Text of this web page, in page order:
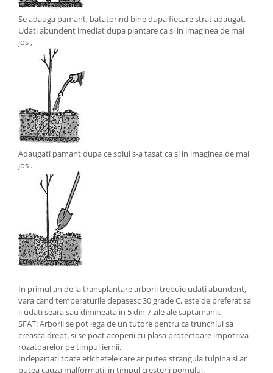
Se adauga pamant, batatorind bine dupa fiecare strat adaugat.
Udati abundent imediat dupa plantare ca si in imaginea de mai
jos ,
Adaugati pamant dupa ce solul s-a tasat ca si in imaginea de mai
jos .
In primul an de la transplantare arborii trebuie udati abundent,
vara cand temperaturile depasesc 30 grade C, este de preferat sa
ii udati seara sau dimineata in 5 din 7 zile ale saptamanii.
SFAT: Arborii se pot lega de un tutore pentru ca trunchiul sa
creasca drept, si se poat acoperii cu plasa protectoare impotriva
rozatoarelor pe timpul iernii.
Indepartati toate etichetele care ar putea strangula tulpina si ar
putea cauza malformatii in timpul cresterii pomului.